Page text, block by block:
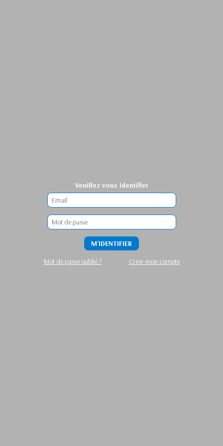
Veuillez vous identifier
M'IDENTIFIER
Mot de passe oublié ?
Créer mon compte